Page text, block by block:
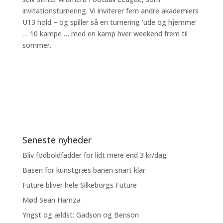
invitationsturnering. Vi inviterer fem andre akademiers
U13 hold – og spiller så en turnering ‘ude og hjemme’
… 10 kampe … med en kamp hver weekend frem til
sommer.
Seneste nyheder
Bliv fodboldfadder for lidt mere end 3 kr/dag
Basen for kunstgræs banen snart klar
Future bliver hele Silkeborgs Future
Mød Sean Hamza
Yngst og ældst: Gadson og Benson